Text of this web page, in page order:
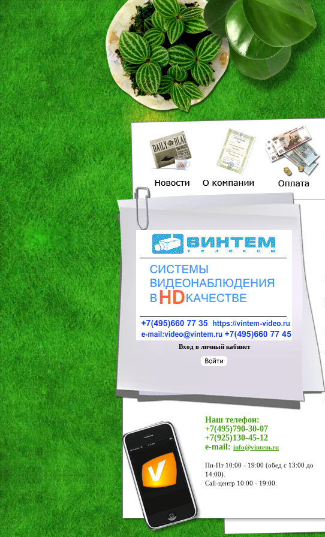
Вход в личный кабинет
Наш телефон:
+7(495)790-30-07
+7(925)130-45-12
e-mail: info@vintem.ru
Пн-Пт 10:00 - 19:00 (обед с 13:00 до
14:00).
Call-центр 10:00 - 19:00.